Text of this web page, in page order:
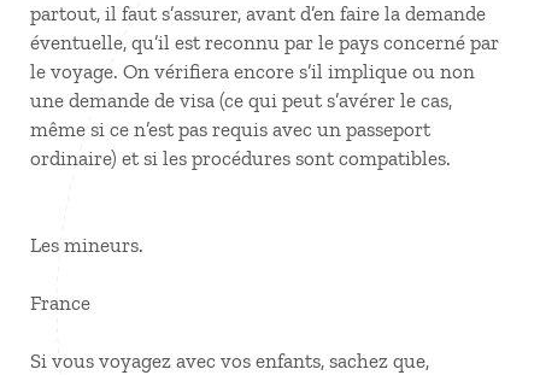
partout, il faut s’assurer, avant d’en faire la demande
éventuelle, qu’il est reconnu par le pays concerné par
le voyage. On vérifiera encore s’il implique ou non
une demande de visa (ce qui peut s’avérer le cas,
même si ce n’est pas requis avec un passeport
ordinaire) et si les procédures sont compatibles.
Les mineurs.
France
Si vous voyagez avec vos enfants, sachez que,